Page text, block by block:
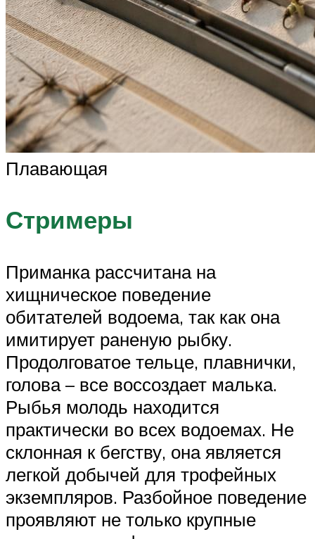
Плавающая
Стримеры
Приманка рассчитана на
хищническое поведение
обитателей водоема, так как она
имитирует раненую рыбку.
Продолговатое тельце, плавнички,
голова – все воссоздает малька.
Рыбья молодь находится
практически во всех водоемах. Не
склонная к бегству, она является
легкой добычей для трофейных
экземпляров. Разбойное поведение
проявляют не только крупные